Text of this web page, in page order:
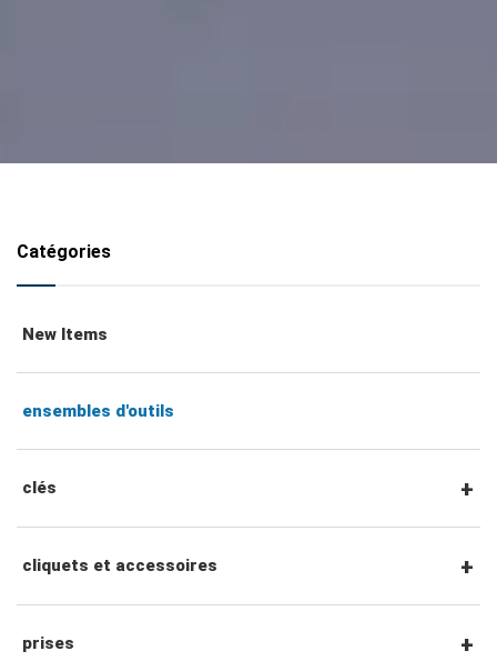
Catégories
New Items
ensembles d'outils
clés
clés mixtes
clés mixtes à cliquet
cliquets et accessoires
Cliquets et accessoires à entraînement
prises